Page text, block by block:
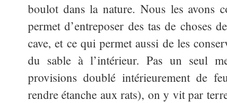
boulot dans la nature. Nous les avons
permet d’entreposer des tas de choses
cave, et ce qui permet aussi de les
du sable à l’intérieur. Pas un seul
provisions doublé intérieurement de
rendre étanche aux rats), on y vit par